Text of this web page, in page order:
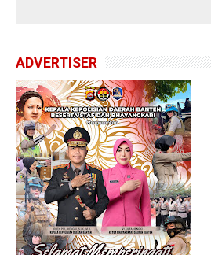
ADVERTISER